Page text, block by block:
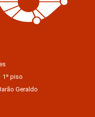
1º piso
Geraldo